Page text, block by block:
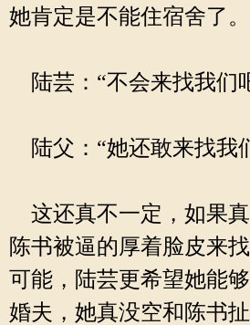
她肯定是不能住宿舍了。
陆芸：“不会来找我们
陆父：“她还敢来找我
这还真不一定，如果真
陈书被逼的厚着脸皮来
可能，陆芸更希望她能
婚夫，她真没空和陈书扯